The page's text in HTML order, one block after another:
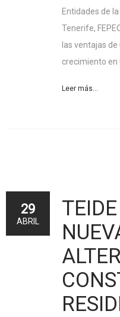
Entidades de
Tenerife,
las ventajas
crecimiento en
Leer más...
29
ABRIL